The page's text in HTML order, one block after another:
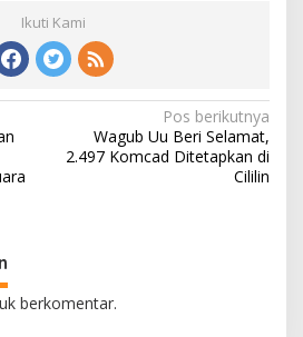
Ikuti Kami
Pos berikutnya
Wagub Uu Beri Selamat,
2.497 Komcad Ditetapkan di
Cililin
berkomentar.